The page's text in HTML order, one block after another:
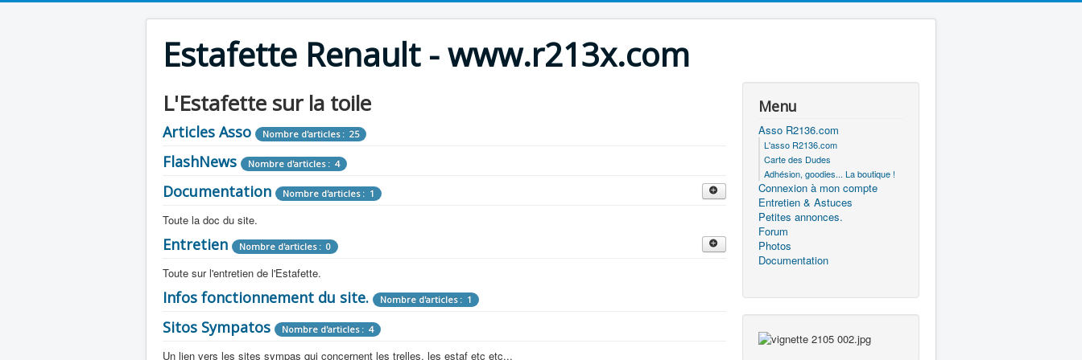
Estafette Renault - www.r213x.com
L'Estafette sur la toile
Articles Asso Nombre d'articles : 25
FlashNews Nombre d'articles : 4
Documentation Nombre d'articles : 1
Toute la doc du site.
Revue de Presse Nombre d'articles : 9
Tous les articles que l'on a vu sur l'estafette !
Camping Car Nombre d'articles : 3
Toute la doc sur les camping cars ou aménagements d'époque.
Documentation Nombre d'articles : 13
Entretien Nombre d'articles : 0
Toute sur l'entretien de l'Estafette.
Mécanique Nombre d'articles : 0
Moteur Nombre d'articles : 14
Electricité Nombre d'articles : 0
Infos fonctionnement du site. Nombre d'articles : 1
Sitos Sympatos Nombre d'articles : 4
Un lien vers les sites sympas qui concernent les trelles, les estaf etc etc...
Menu
Asso R2136.com
L'asso R2136.com
Carte des Dudes
Adhésion, goodies... La boutique !
Connexion à mon compte
Entretien & Astuces
Petites annonces.
Forum
Photos
Documentation